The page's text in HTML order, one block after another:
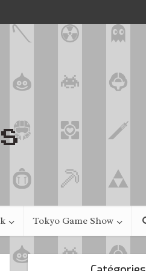
Tokyo Game Show